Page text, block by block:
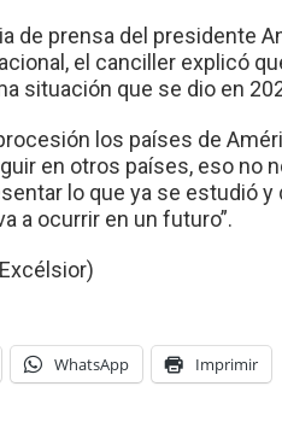
de prensa del presidente
el canciller explicó
situación que se dio en
los países de
en otros países, eso no
lo que ya se estudió
a ocurrir en un futuro”.
WhatsApp Imprimir